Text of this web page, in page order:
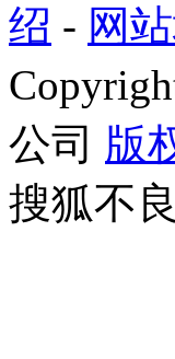
绍 - 网
公司 版
搜狐不